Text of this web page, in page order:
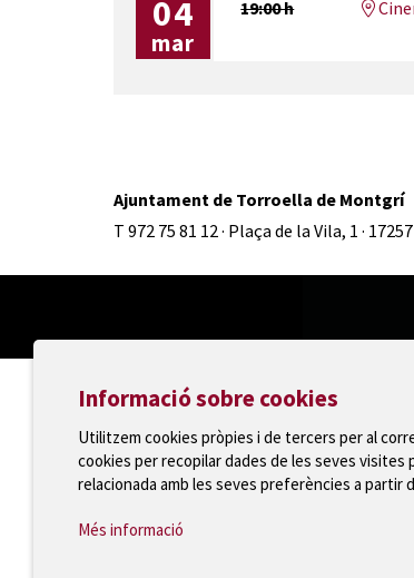
04
mar
19:00 h
Ajuntament de Torroella de Montgrí
T 972 75 81 12 · Plaça de la Vila, 1 ·
Informació sobre cookies
Utilitzem cookies pròpies i de tercers per al
cookies per recopilar dades de les seves
relacionada amb les seves preferències a partir
Més informació